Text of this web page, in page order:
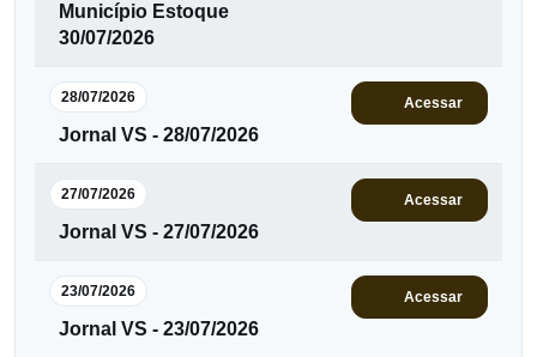
Município Estoque
30/07/2026
28/07/2026
Jornal VS - 28/07/2026
Acessar
27/07/2026
Jornal VS - 27/07/2026
Acessar
23/07/2026
Jornal VS - 23/07/2026
Acessar